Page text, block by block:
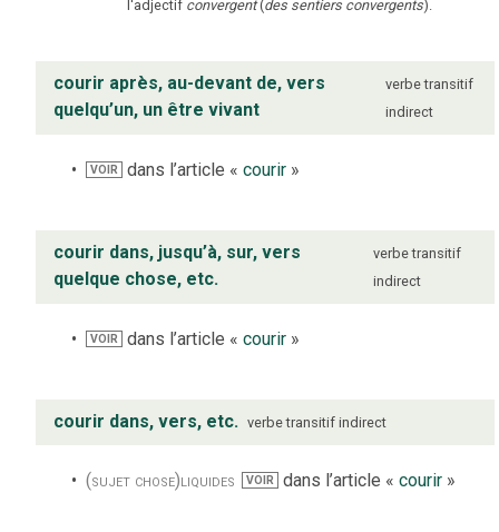
l'adjectif convergent (des sentiers convergents).
courir après, au-devant de, vers
quelqu’un, un être vivant
verbe transitif
indirect
VOIR dans l’article «courir »
courir dans, jusqu’à, sur, vers
quelque chose, etc.
verbe transitif
indirect
VOIR dans l’article «courir »
courir dans, vers, etc. verbe transitif indirect
(sujet chose)liquides VOIR dans l’article « courir»